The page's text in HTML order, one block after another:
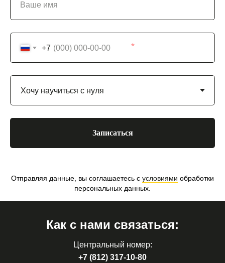
Ваше имя
+7
Записаться
Отправляя данные, вы соглашаетесь с условиями обработки
персональных данных.
Как с нами связаться:
Центральный номер:
+7 (812) 317-10-80